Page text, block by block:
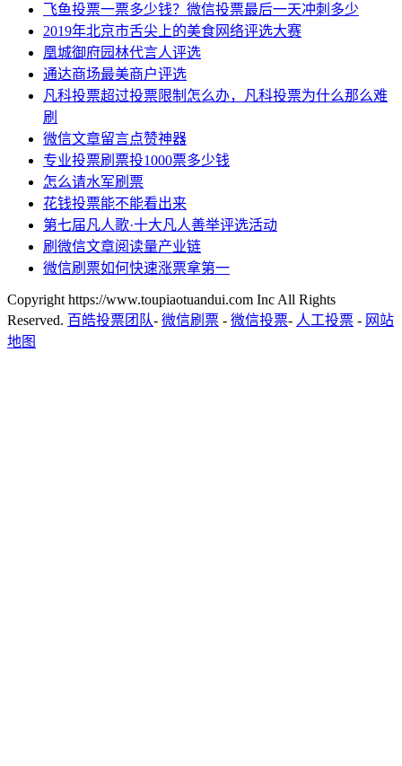
飞鱼投票一票多少钱？微信投票最后一天冲刺多少
2019年北京市舌尖上的美食网络评选大赛
凰城御府园林代言人评选
通达商场最美商户评选
凡科投票超过投票限制怎么办，凡科投票为什么那么难
刷
微信文章留言点赞神器
专业投票刷票投1000票多少钱
怎么请水军刷票
花钱投票能不能看出来
第七届凡人歌·十大凡人善举评选活动
刷微信文章阅读量产业链
微信刷票如何快速涨票拿第一
Copyright https://www.toupiaotuandui.com Inc All Rights
Reserved. 百皓投票团队- 微信刷票 - 微信投票- 人工投票 - 网站
地图